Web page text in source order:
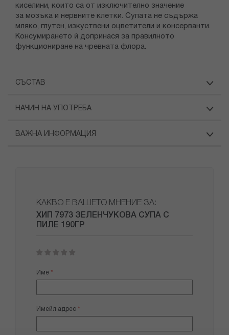
киселини, които са от изключително значение
за мозъка и нервните клетки. Супата не съдържа
мляко, глутен, изкуствени оцветители и консерванти.
Консумирането ѝ допринася за правилното
функциониране на чревната флора.
СЪСТАВ
НАЧИН НА УПОТРЕБА
ВАЖНА ИНФОРМАЦИЯ
КАКВО Е ВАШЕТО МНЕНИЕ ЗА:
ХИП 7973 ЗЕЛЕНЧУКОВА СУПА С
ПИЛЕ 190ГР
star
stars
stars
stars
stars
Име
Имейл адрес